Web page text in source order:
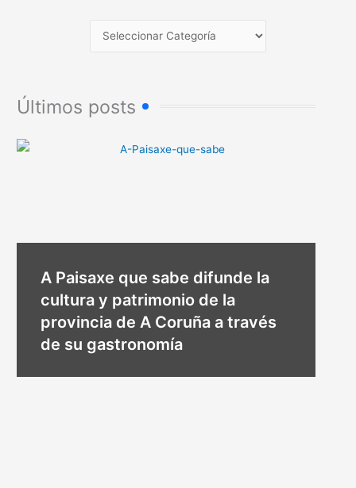
Últimos posts
A Paisaxe que sabe difunde la
cultura y patrimonio de la
provincia de A Coruña a través
de su gastronomía